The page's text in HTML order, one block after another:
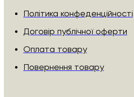
Політика конфеденційності
Договір публічної оферти
Оплата товару
Повернення товару